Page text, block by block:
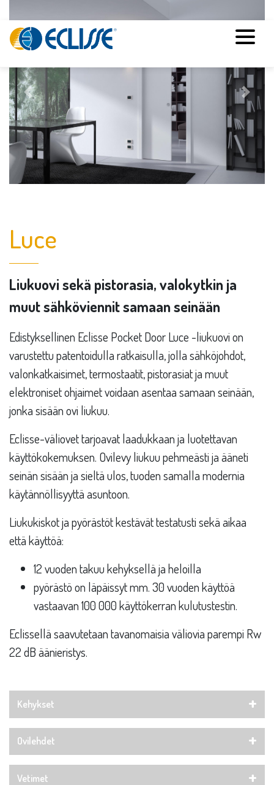
Previous Next
Luce
Liukuovi sekä pistorasia, valokytkin ja
muut sähköviennit samaan seinään
Edistyksellinen Eclisse Pocket Door Luce -liukuovi on
varustettu patentoidulla ratkaisulla, jolla sähköjohdot,
valonkatkaisimet, termostaatit, pistorasiat ja muut
elektroniset ohjaimet voidaan asentaa samaan seinään,
jonka sisään ovi liukuu.
Eclisse-väliovet tarjoavat laadukkaan ja luotettavan
käyttökokemuksen. Ovilevy liukuu pehmeästi ja ääneti
seinän sisään ja sieltä ulos, tuoden samalla modernia
käytännöllisyyttä asuntoon.
Liukukiskot ja pyörästöt kestävät testatusti sekä aikaa
että käyttöä:
12 vuoden takuu kehyksellä ja heloilla
pyörästö on läpäissyt mm. 30 vuoden käyttöä
vastaavan 100 000 käyttökerran kulutustestin.
Eclissellä saavutetaan tavanomaisia väliovia parempi Rw
22 dB äänieristys.
Kehykset
Ovilehdet
Vetimet